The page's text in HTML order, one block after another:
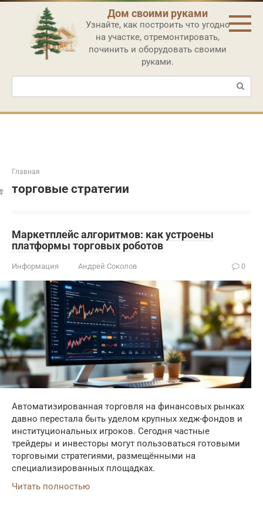
Перейти
контенту
Дом своими руками
Узнайте, как построить что угодно
на участке, отремонтировать,
починить и оборудовать своими
руками.
Поиск:
Главная
торговые стратегии
Маркетплейс алгоритмов: как устроены
платформы торговых роботов
Информация Андрей Соколов 0
Автоматизированная торговля на финансовых рынках
давно перестала быть уделом крупных хедж-фондов и
институциональных игроков. Сегодня частные
трейдеры и инвесторы могут пользоваться готовыми
торговыми стратегиями, размещёнными на
специализированных площадках.
Читать полностью